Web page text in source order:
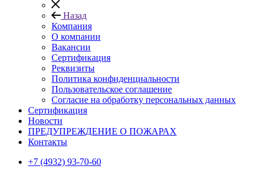
Назад
Компания
О компании
Вакансии
Сертификация
Реквизиты
Политика конфиденциальности
Пользовательское соглашение
Согласие на обработку персональных данных
Сертификация
Новости
ПРЕДУПРЕЖДЕНИЕ О ПОЖАРАХ
Контакты
+7 (4932) 93-70-60